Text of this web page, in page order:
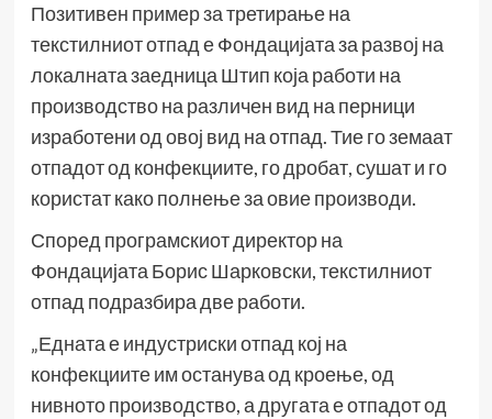
Позитивен пример за третирање на
текстилниот отпад е Фондацијата за развој на
локалната заедница Штип која работи на
производство на различен вид на перници
изработени од овој вид на отпад. Тие го земаат
отпадот од конфекциите, го дробат, сушат и го
користат како полнење за овие производи.
Според програмскиот директор на
Фондацијата Борис Шарковски, текстилниот
отпад подразбира две работи.
„Едната е индустриски отпад кој на
конфекциите им останува од кроење, од
нивното производство, а другата е отпадот од